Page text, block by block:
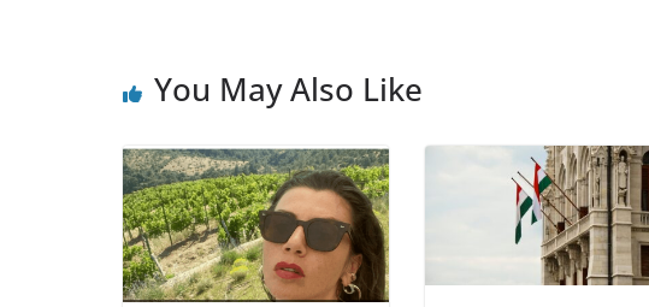
You May Also Like